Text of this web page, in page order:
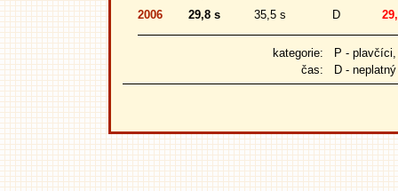
2006
29,8 s 35,5 s D
kategorie: P - plavčíci,
čas: D - neplatný